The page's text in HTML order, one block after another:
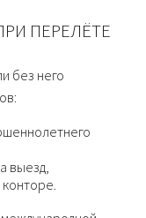
ПЕРЕЛЁТЕ
без него
выезд,